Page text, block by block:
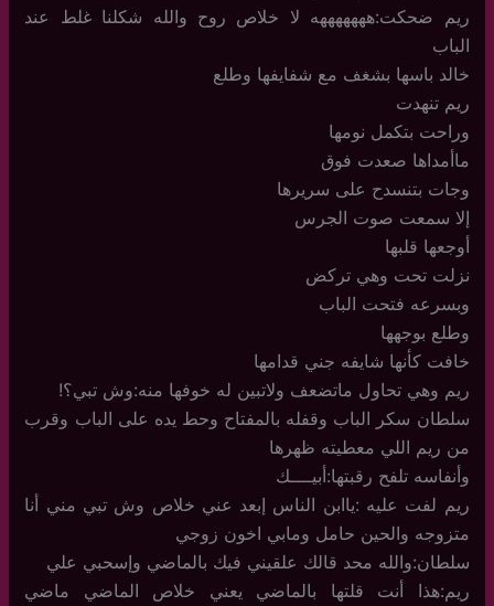
ريم ضحكت:هههههههه لا خلاص روح والله شكلنا غلط عند
الباب
خالد باسها بشغف مع شفايفها وطلع
ريم تنهدت
وراحت بتكمل نومها
ماأمداها صعدت فوق
وجات بتنسدح على سريرها
إلا سمعت صوت الجرس
أوجعها قلبها
نزلت تحت وهي تركض
وبسرعه فتحت الباب
وطلع بوجهها
خافت كأنها شايفه جني قدامها
ريم وهي تحاول ماتضعف ولاتبين له خوفها منه:وش تبي؟!
سلطان سكر الباب وقفله بالمفتاح وحط يده على الباب وقرب
من ريم اللي معطيته ظهرها
وأنفاسه تلفح رقبتها:أبيــــك
ريم لفت عليه :ياابن الناس إبعد عني خلاص وش تبي مني أنا
متزوجه والحين حامل ومابي اخون زوجي
سلطان:والله محد قالك علقيني فيك بالماضي وإسحبي علي
ريم:هذا أنت قلتها بالماضي يعني خلاص الماضي ماضي